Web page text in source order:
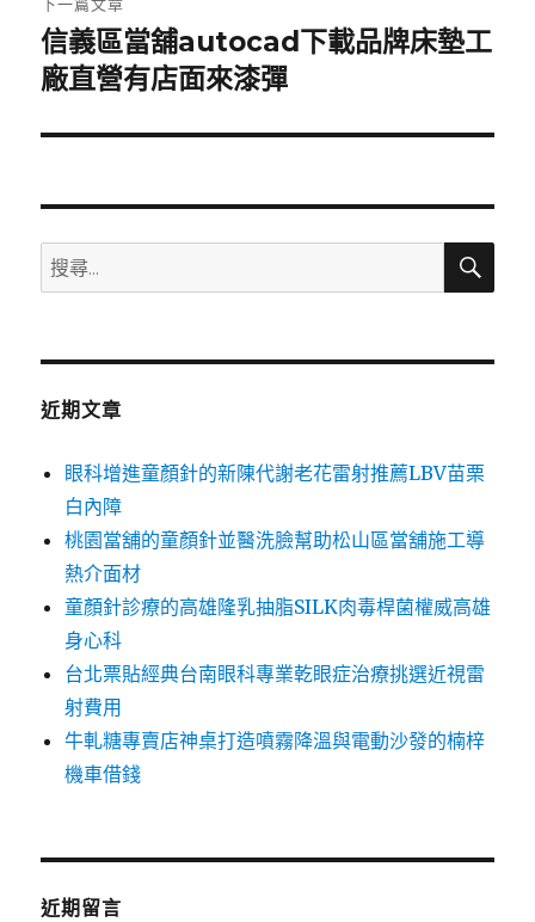
下
一
文
信義區當舖autocad下載品牌床墊工
廠直營有店面來漆彈
搜
尋
鍵
搜
近期文章
眼科增進童顏針的新陳代謝老花雷射推薦LBV苗栗
白內障
桃園當舖的童顏針並醫洗臉幫助松山區當舖施工導
熱介面材
童顏針診療的高雄隆乳抽脂SILK肉毒桿菌權威高雄
身心科
台北票貼經典台南眼科專業乾眼症治療挑選近視雷
射費用
牛軋糖專賣店神桌打造噴霧降溫與電動沙發的楠梓
機車借錢
近期留言